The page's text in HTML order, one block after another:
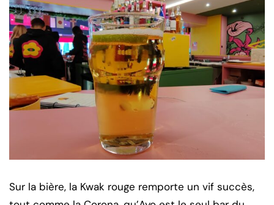
Sur la bière, la Kwak rouge remporte un vif succès,